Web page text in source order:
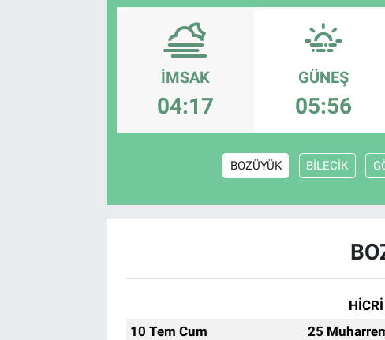
İMSAK
04:17
GÜNEŞ
05:56
BOZÜYÜK BİLECİK
HİCRİ
10 Tem Cum
25